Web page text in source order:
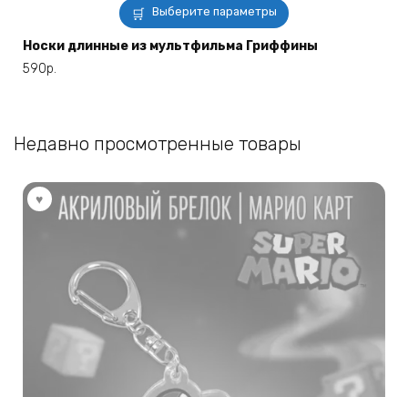
Выберите параметры
Этот
товар
имеет
выбрать
странице
товара.
Носки длинные из мультфильма Гриффины
590р.
Недавно просмотренные товары